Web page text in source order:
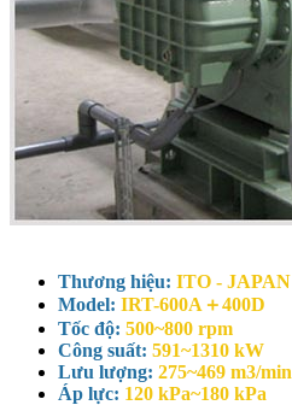
Thương hiệu: ITO - JAPAN
Model: IRT-600A＋400D
Tốc độ: 500~800 rpm
Công suất: 591~1310 kW
Lưu lượng: 275~469 m3/min
Áp lực: 120 kPa~180 kPa